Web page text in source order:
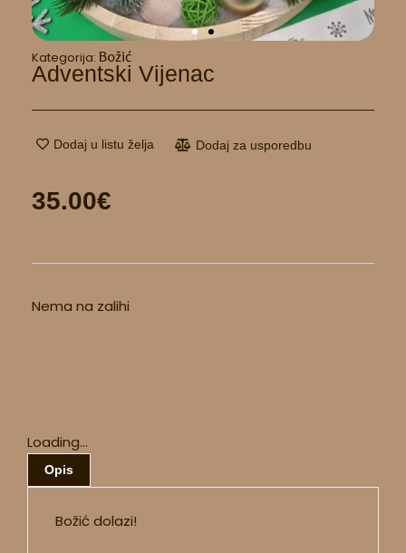
Kategorija: Božić
Adventski Vijenac
Dodaj u listu želja Dodaj za usporedbu
35.00€
Nema na zalihi
Loading...
Opis
Božić dolazi!